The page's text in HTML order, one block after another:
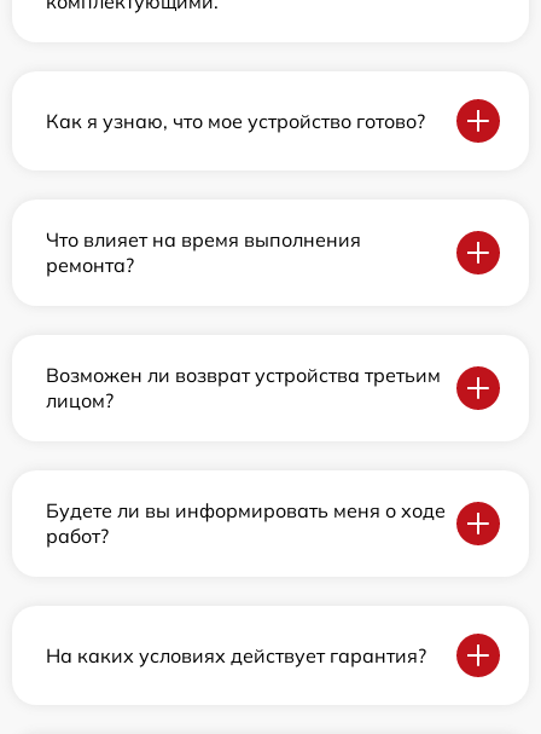
Как я узнаю, что мое устройство готово?
Что влияет на время выполнения
ремонта?
Возможен ли возврат устройства третьим
лицом?
Будете ли вы информировать меня о ходе
работ?
На каких условиях действует гарантия?